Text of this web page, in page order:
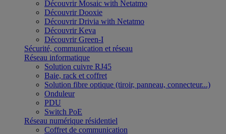
Découvrir Mosaic with Netatmo
Découvrir Dooxie
Découvrir Drivia with Netatmo
Découvrir Keva
Découvrir Green-I
Sécurité, communication et réseau
Réseau informatique
Solution cuivre RJ45
Baie, rack et coffret
Solution fibre optique (tiroir, panneau, connecteur...)
Onduleur
PDU
Switch PoE
Réseau numérique résidentiel
Coffret de communication